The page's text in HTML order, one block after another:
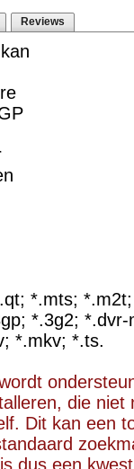
Reviews
kan
*.mts;
*.3g2;
*.mkv; *.ts.
die niet
Dit kan een
dus een